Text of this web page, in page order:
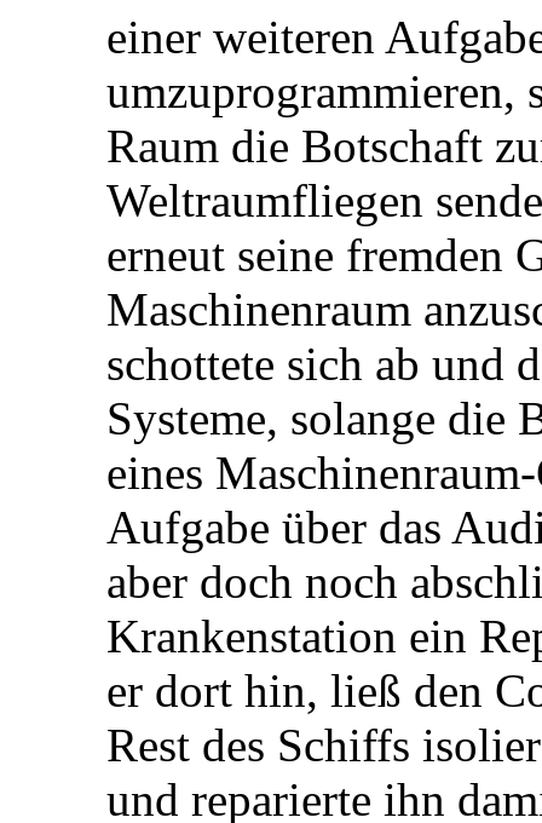
einer weiteren
umzuprogrammieren,
Raum die Botschaft
Weltraumfliegen
erneut seine fremden
Maschinenraum
schottete sich ab und
Systeme, solange die
eines
Aufgabe über das
aber doch noch
Krankenstation ein
er dort hin, ließ den
Rest des Schiffs
und reparierte ihn